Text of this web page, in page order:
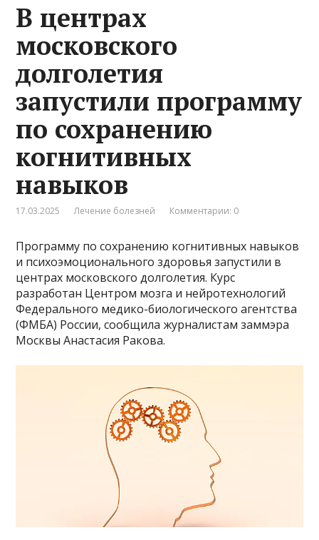
В центрах
московского
долголетия
запустили программу
по сохранению
когнитивных
навыков
17.03.2025 Лечение болезней Комментарии: 0
Программу по сохранению когнитивных навыков
и психоэмоционального здоровья запустили в
центрах московского долголетия. Курс
разработан Центром мозга и нейротехнологий
Федерального медико-биологического агентства
(ФМБА) России, сообщила журналистам заммэра
Москвы Анастасия Ракова.